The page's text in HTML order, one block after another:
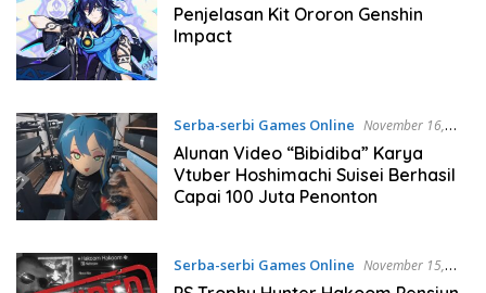
2024
Penjelasan Kit Ororon Genshin
Impact
Serba-serbi Games Online November 16,
2024
Alunan Video “Bibidiba” Karya
Vtuber Hoshimachi Suisei Berhasil
Capai 100 Juta Penonton
Serba-serbi Games Online November 15,
2024